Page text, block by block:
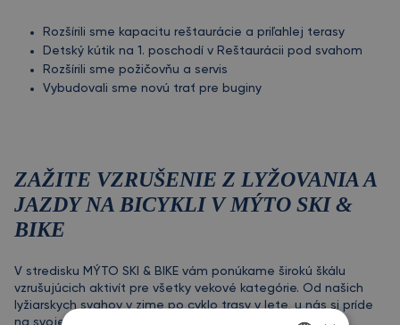
Rozšírili sme kapacitu reštaurácie a priľahlej terasy
Detský kútik na 1. poschodí v Reštaurácii pod svahom
Rozšírili sme požičovňu a servis
Vybudovali sme novú trať pre buginy
ZAŽITE VZRUŠENIE Z LYŽOVANIA A
JAZDY NA BICYKLI V MÝTO SKI &
BIKE
V stredisku MÝTO SKI & BIKE vám ponúkame širokú škálu
vzrušujúcich aktivít pre všetky vekové kategórie. Od našich
lyžiarskych svahov v zime po cyklo trasy v lete, u nás si príde
na svoje každý kto sa chce zabaviť. Naša lyžiarska škola